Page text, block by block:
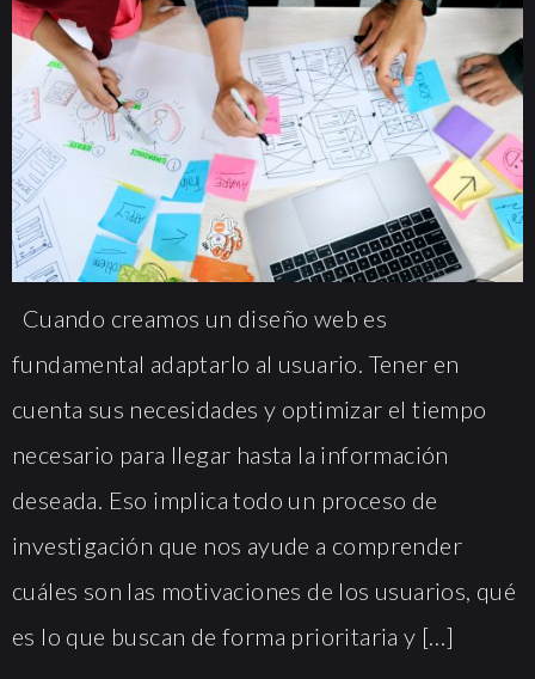
Cuando creamos un diseño web es
fundamental adaptarlo al usuario. Tener en
cuenta sus necesidades y optimizar el tiempo
necesario para llegar hasta la información
deseada. Eso implica todo un proceso de
investigación que nos ayude a comprender
cuáles son las motivaciones de los usuarios, qué
es lo que buscan de forma prioritaria y […]